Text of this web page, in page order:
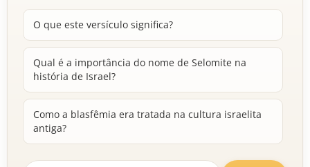
O que este versículo significa?
Qual é a importância do nome de Selomite na
história de Israel?
Como a blasfêmia era tratada na cultura israelita
antiga?